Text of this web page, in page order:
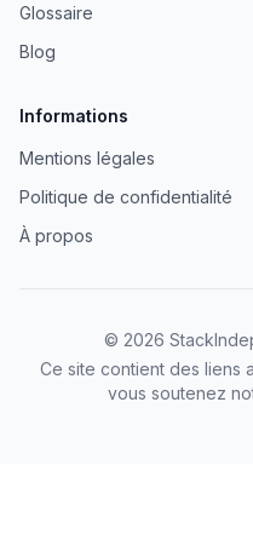
Glossaire
Blog
Informations
Mentions légales
Politique de confidentialité
À propos
© 2026
Ce site contient des liens
vous soutenez